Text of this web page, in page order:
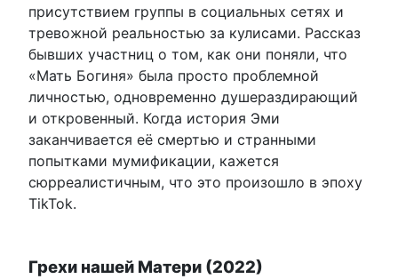
присутствием группы в социальных сетях и
тревожной реальностью за кулисами. Рассказ
бывших участниц о том, как они поняли, что
«Мать Богиня» была просто проблемной
личностью, одновременно душераздирающий
и откровенный. Когда история Эми
заканчивается её смертью и странными
попытками мумификации, кажется
сюрреалистичным, что это произошло в эпоху
TikTok.
Грехи нашей Матери (2022)